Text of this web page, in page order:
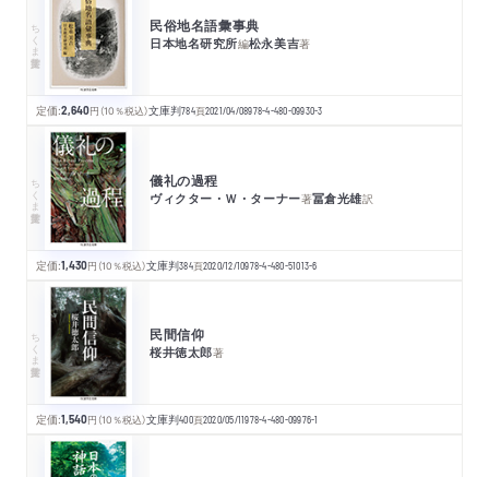
ちくま学芸文庫 民俗地名語彙事典
日本地名研究所編松永美吉著
定価:2,640円 （10％税込）文庫判784頁2021/04/08978-4-480-09930-3
ちくま学芸文庫 儀礼の過程
ヴィクター・Ｗ・ターナー著冨倉光雄訳
定価:1,430円 （10％税込）文庫判384頁2020/12/10978-4-480-51013-6
ちくま学芸文庫 民間信仰
桜井徳太郎著
定価:1,540円 （10％税込）文庫判400頁2020/05/11978-4-480-09976-1